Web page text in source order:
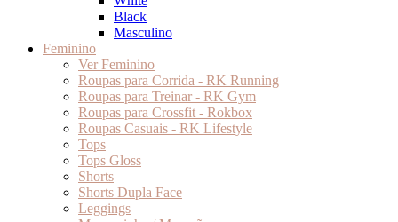
Black
Masculino
Feminino
Ver Feminino
Roupas para Corrida - RK Running
Roupas para Treinar - RK Gym
Roupas para Crossfit - Rokbox
Roupas Casuais - RK Lifestyle
Tops
Tops Gloss
Shorts
Shorts Dupla Face
Leggings